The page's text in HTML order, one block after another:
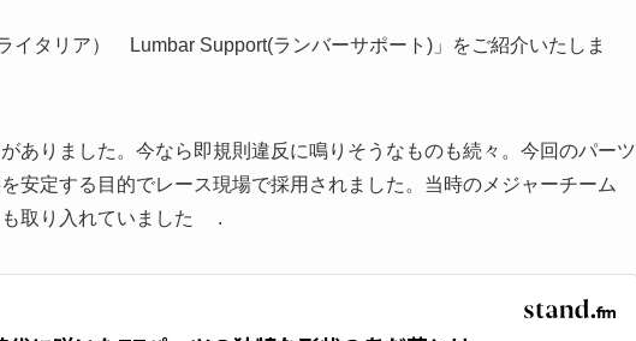
イタリア） Lumbar Support(ランバーサポート)」をご紹介いたしま
ありました。今なら即規則違反に鳴りそうなものも続々。今回のパーツ
安定する目的でレース現場で採用されました。当時のメジャーチーム
も取り入れていました .